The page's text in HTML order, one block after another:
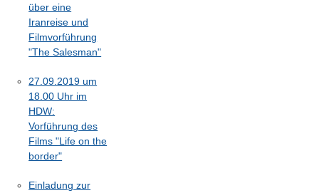
über eine
Iranreise und
Filmvorführung
"The Salesman"
27.09.2019 um
18.00 Uhr im
HDW:
Vorführung des
Films "Life on the
border"
Einladung zur